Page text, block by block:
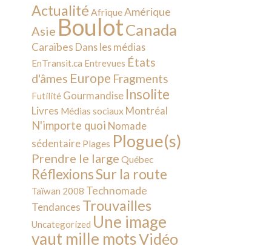
Actualité AfriqueAmérique
Asie BoulotCanada
Caraïbes Dans les médias
EnTransit.ca Entrevues États
d'âmes Europe Fragments
Futilité Gourmandise Insolite
Livres Médias sociaux Montréal
N'importe quoi Nomade
sédentaire Plages Plogue(s)
Prendre le large Québec
RéflexionsSur la route
Taïwan 2008 Technomade
Tendances Trouvailles
Uncategorized Une image
vaut mille motsVidéo